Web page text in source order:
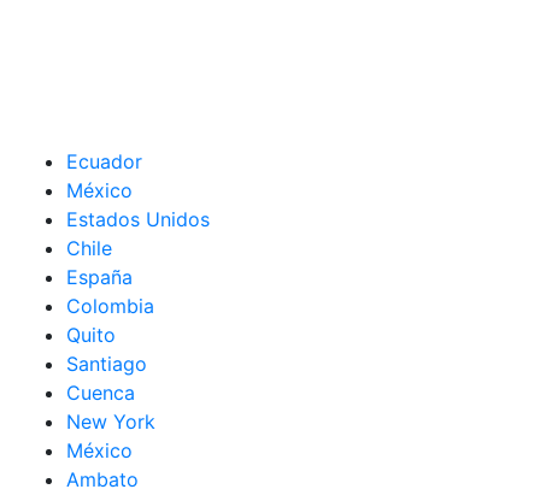
Ecuador
México
Estados Unidos
Chile
España
Colombia
Quito
Santiago
Cuenca
New York
México
Ambato